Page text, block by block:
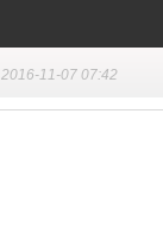
2016-11-07 07:42